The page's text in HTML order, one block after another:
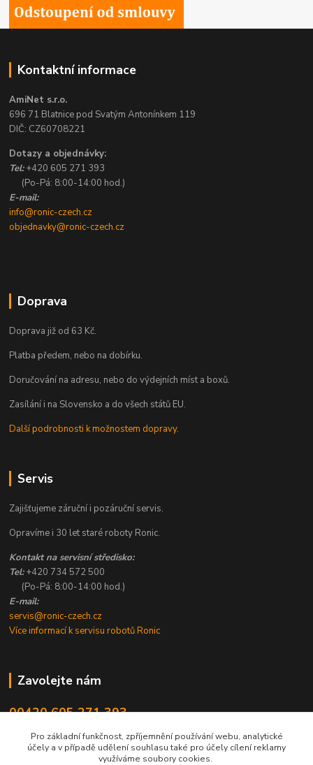
Kontaktní informace
AmiNet s.r.o.
696 71 Blatnice pod Svatým Antonínkem 119
DIČ: CZ60708221
Dotazy a objednávky:
Tel:+420 605 271 393
(Po-Pá: 8:00-14:00 hod.)
E-mail:
info@ronic-czech.cz
objednavky@ronic-czech.cz
Doprava
Doprava již od 63 Kč.
Platba předem, nebo na dobírku.
Doručování na adresu, nebo do výdejních míst a boxů.
Zasílání i na Slovensko a do všech států EU.
Další podrobnosti k možnostem dopravy.
Servis
Zajišťujeme záruční i pozáruční servis.
Opravíme i 30 let staré roboty Ronic.
Kontakt na servisní středisko:
Tel:+420 734 572 500
(Po-Pá: 8:00-14:00 hod.)
E-mail:
servis@ronic-czech.cz
Více informací k servisu robotů Ronic
Zavolejte nám
00420 605 271 393
info@ronic-czech.cz
Pro základní funkčnost, zpříjemnění používání webu, analytické
účely a v případě udělení souhlasu také pro účely cílení reklamy
využíváme soubory cookies.